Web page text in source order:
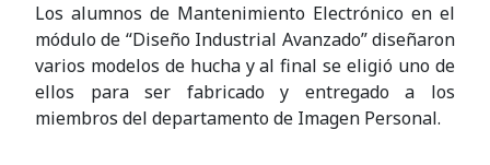
Los alumnos de Mantenimiento Electrónico en el
módulo de “Diseño Industrial Avanzado” diseñaron
varios modelos de hucha y al final se eligió uno de
ellos para ser fabricado y entregado a los
miembros del departamento de Imagen Personal.